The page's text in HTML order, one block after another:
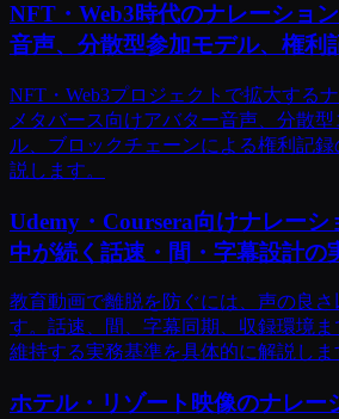
NFT・Web3時代のナレーショ
音声、分散型参加モデル、権利
NFT・Web3プロジェクトで拡大する
メタバース向けアバター音声、分散
ル、ブロックチェーンによる権利記
説します。
Udemy・Coursera向けナレー
中が続く話速・間・字幕設計の
教育動画で離脱を防ぐには、声の良
す。話速、間、字幕同期、収録環境
維持する実務基準を具体的に解説しま
ホテル・リゾート映像のナレー